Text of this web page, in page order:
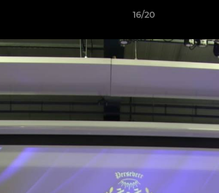
16/20